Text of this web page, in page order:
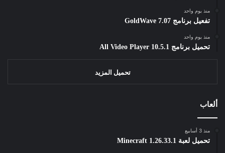
منذ يوم واحد
تفعيل برنامج GoldWave 7.07
منذ يوم واحد
تحميل برنامج All Video Player 10.5.1
تحميل المزيد
ألعاب
منذ 3 أسابيع
تحميل لعبة Minecraft 1.26.33.1